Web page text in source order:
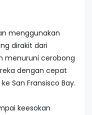
menggunakan
dirakit dari
menuruni cerobong
dengan cepat
San Fransisco Bay.
keesokan